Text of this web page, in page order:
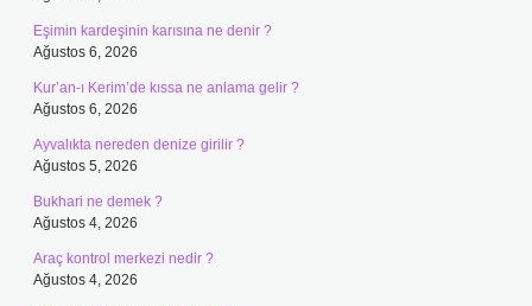
Eşimin kardeşinin karısına ne denir ?
Ağustos 6, 2026
Kur’an-ı Kerim’de kıssa ne anlama gelir ?
Ağustos 6, 2026
Ayvalıkta nereden denize girilir ?
Ağustos 5, 2026
Bukhari ne demek ?
Ağustos 4, 2026
Araç kontrol merkezi nedir ?
Ağustos 4, 2026